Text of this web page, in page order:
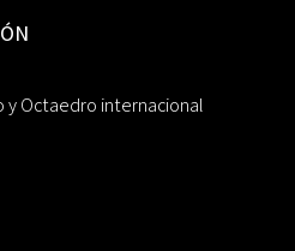
y Octaedro internacional